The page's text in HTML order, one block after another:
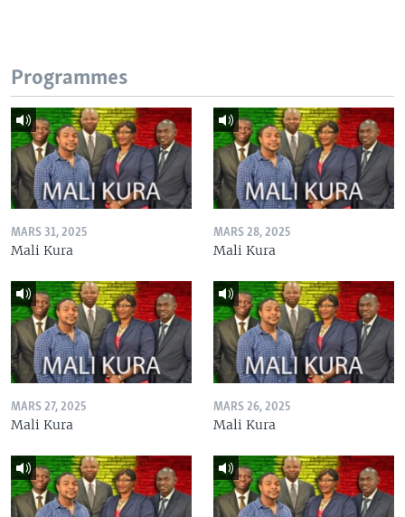
Programmes
MARS 31, 2025
Mali Kura
MARS 28, 2025
Mali Kura
MARS 27, 2025
Mali Kura
MARS 26, 2025
Mali Kura